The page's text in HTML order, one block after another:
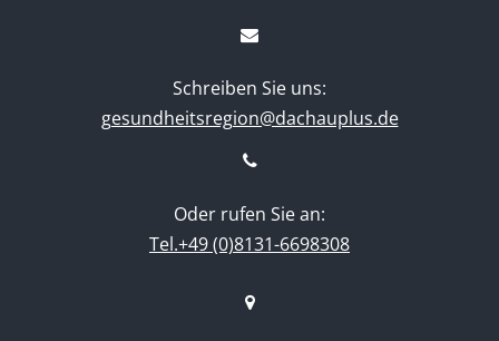
Schreiben Sie uns:
gesundheitsregion@dachauplus.de
Oder rufen Sie an:
Tel.+49 (0)8131-6698308